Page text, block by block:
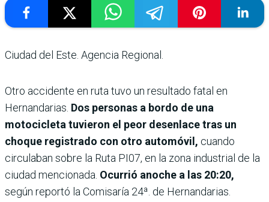
Ciudad del Este. Agencia Regional.
Otro accidente en ruta tuvo un resultado fatal en
Hernandarias. Dos personas a bordo de una
motocicleta tuvieron el peor desenlace tras un
choque registrado con otro automóvil, cuando
circulaban sobre la Ruta PI07, en la zona industrial de la
ciudad mencionada. Ocurrió anoche a las 20:20,
según reportó la Comisaría 24ª. de Hernandarias.